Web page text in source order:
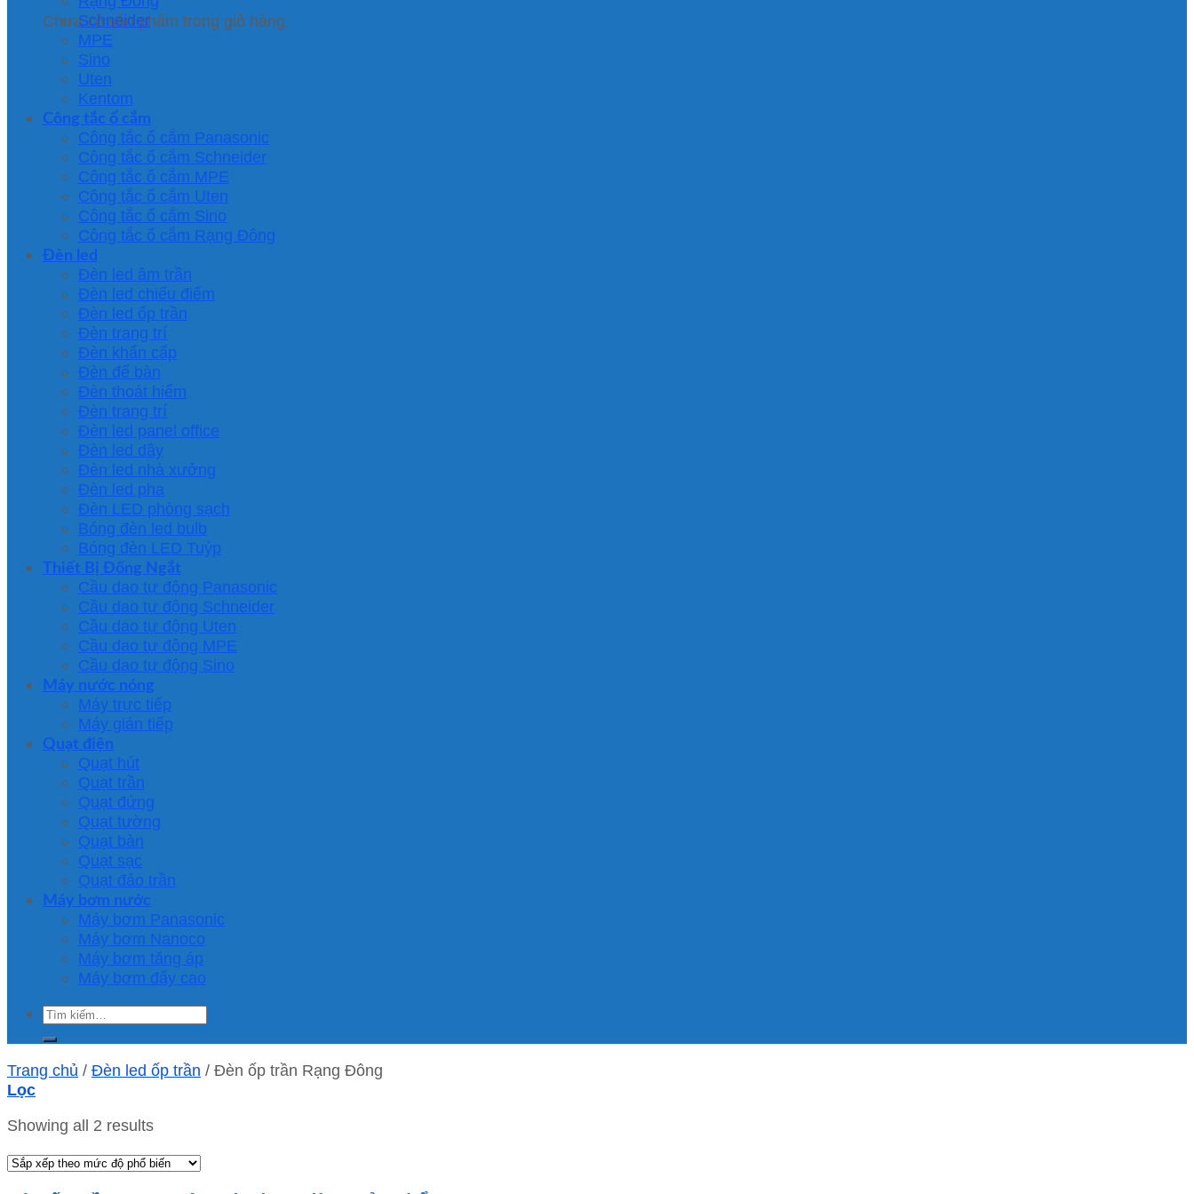
Chưa có sản phẩm trong giỏ hàng.
Schneider
MPE
Sino
Uten
Kentom
Công tắc ổ cắm
Công tắc ổ cắm Panasonic
Công tắc ổ cắm Schneider
Công tắc ổ cắm MPE
Công tắc ổ cắm Uten
Công tắc ổ cắm Sino
Công tắc ổ cắm Rạng Đông
Đèn led
Đèn led âm trần
Đèn led chiếu điểm
Đèn led ốp trần
Đèn trang trí
Đèn khẩn cấp
Đèn để bàn
Đèn thoát hiểm
Đèn trang trí
Đèn led panel office
Đèn led dây
Đèn led nhà xưởng
Đèn led pha
Đèn LED phòng sạch
Bóng đèn led bulb
Bóng đèn LED Tuýp
Thiết Bị Đống Ngắt
Cầu dao tự động Panasonic
Cầu dao tự động Schneider
Cầu dao tự động Uten
Cầu dao tự động MPE
Cầu dao tự động Sino
Máy nước nóng
Máy trực tiếp
Máy gián tiếp
Quạt điện
Quạt hút
Quạt trần
Quạt đứng
Quạt tường
Quạt bàn
Quạt sạc
Quạt đảo trần
Máy bơm nước
Máy bơm Panasonic
Máy bơm Nanoco
Máy bơm tăng áp
Máy bơm đẩy cao
Tìm
kiếm:
Trang chủ / Đèn led ốp trần / Đèn ốp trần Rạng Đông
Lọc
Showing all 2 results